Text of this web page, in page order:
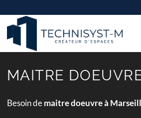
MAITRE
Besoin demaitre doeuvre à